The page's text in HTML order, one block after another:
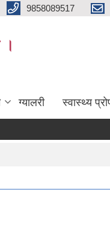
9858089517
।
ग्यालरी स्वास्थ्य